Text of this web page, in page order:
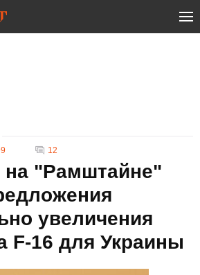
12
на "Рамштайне"
увеличения
F-16 для Украины